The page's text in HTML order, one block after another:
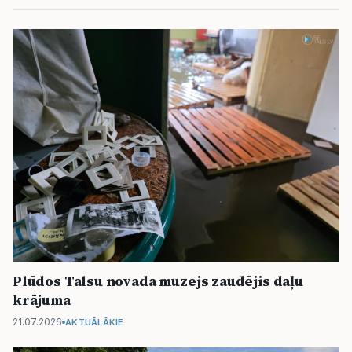
Plūdos Talsu novada muzejs zaudējis daļu
krājuma
21.07.2026 AKTUĀLĀKIE